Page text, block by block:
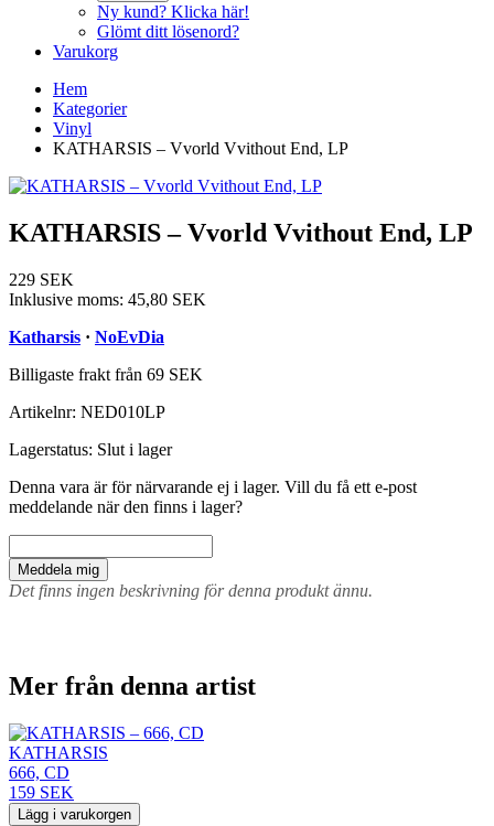
Ny kund? Klicka här!
Glömt ditt lösenord?
Varukorg
Hem
Kategorier
Vinyl
KATHARSIS – Vvorld Vvithout End, LP
KATHARSIS – Vvorld Vvithout End, LP
229 SEK
Inklusive moms: 45,80 SEK
Katharsis · NoEvDia
Billigaste frakt från 69 SEK
Artikelnr: NED010LP
Lagerstatus: Slut i lager
Denna vara är för närvarande ej i lager. Vill du få ett e-post
meddelande när den finns i lager?
Meddela mig
Det finns ingen beskrivning för denna produkt ännu.
Mer från denna artist
KATHARSIS
666, CD
159 SEK
Lägg i varukorgen